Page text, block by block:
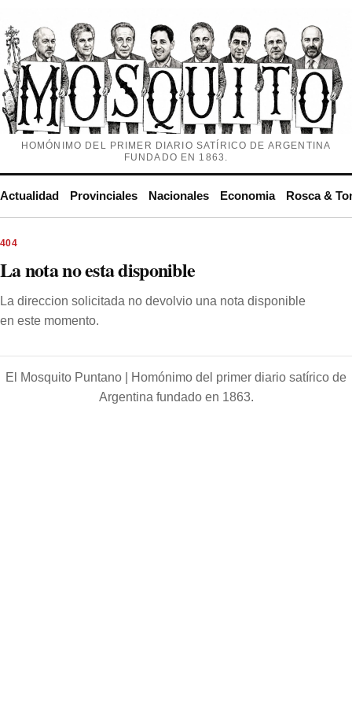
HOMÓNIMO DEL PRIMER DIARIO SATÍRICO DE ARGENTINA
FUNDADO EN 1863.
Actualidad Provinciales Nacionales Economia Rosca &
404
La nota no esta disponible
La direccion solicitada no devolvio una nota disponible
en este momento.
El Mosquito Puntano |
Homónimo del primer diario satírico de
Argentina fundado en 1863.